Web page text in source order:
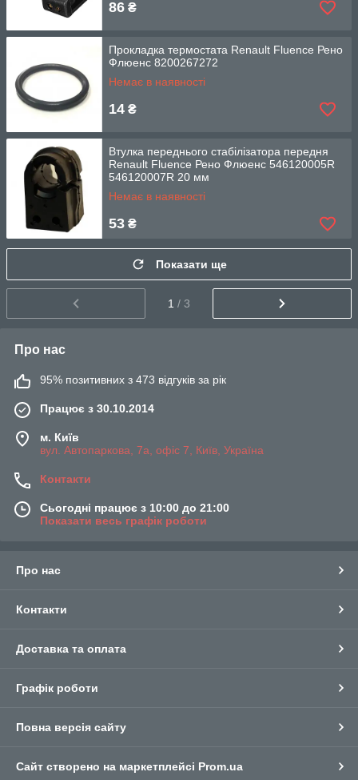
86 ₴
Прокладка термостата Renault Fluence Рено
Флюенс 8200267272
Немає в наявності
14 ₴
Втулка переднього стабілізатора передня
Renault Fluence Рено Флюенс 546120005R
546120007R 20 мм
Немає в наявності
53 ₴
Показати ще
1 / 3
Про нас
95% позитивних з 473 відгуків за рік
Працює з 30.10.2014
м. Київ
вул. Автопаркова, 7а, офіс 7, Київ, Україна
Контакти
Сьогодні працює з 10:00 до 21:00
Показати весь графік роботи
Про нас
Контакти
Доставка та оплата
Графік роботи
Повна версія сайту
Сайт створено на маркетплейсі Prom.ua